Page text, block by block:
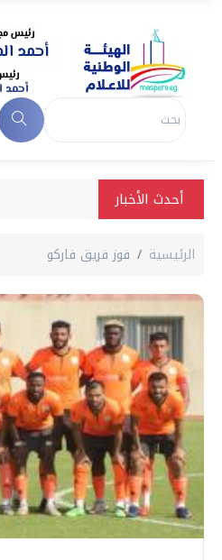
أحدث الأخبار
الرئيسية فوز فريق فاركو